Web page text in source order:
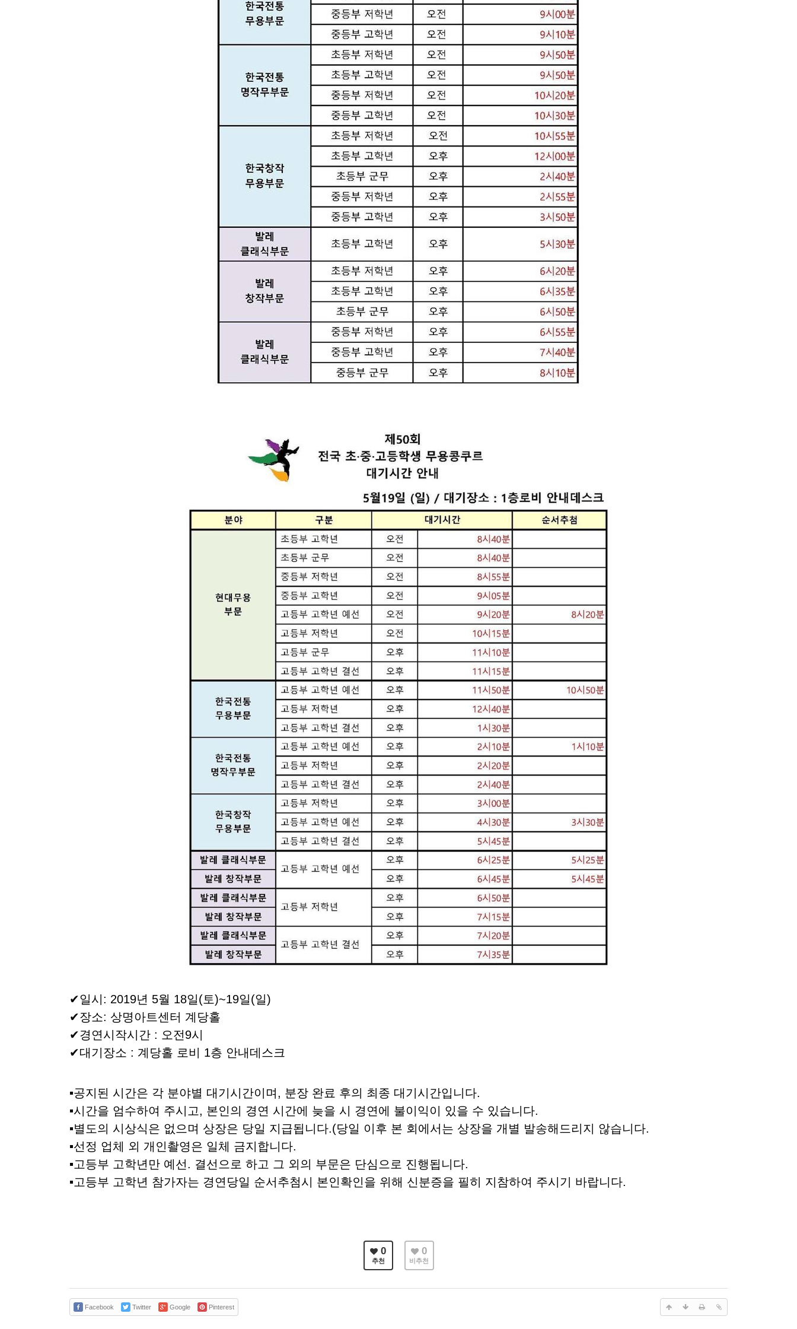
✔일시: 2019년 5월 18일(토)~19일(일)
✔장소: 상명아트센터 계당홀
✔경연시작시간 : 오전9시
✔대기장소 : 계당홀 로비 1층 안내데스크
▪공지된 시간은 각 분야별 대기시간이며, 분장 완료 후의 최종 대기시간입니다.
▪시간을 엄수하여 주시고, 본인의 경연 시간에 늦을 시 경연에 불이익이 있을 수 있습니다.
▪별도의 시상식은 없으며 상장은 당일 지급됩니다.(당일 이후 본 회에서는 상장을 개별 발송해드리지 않습니다.
▪선정 업체 외 개인촬영은 일체 금지합니다.
▪고등부 고학년만 예선. 결선으로 하고 그 외의 부문은 단심으로 진행됩니다.
▪고등부 고학년 참가자는 경연당일 순서추첨시 본인확인을 위해 신분증을 필히 지참하여 주시기 바랍니다.
0
추천
0
비추천
Facebook Twitter Google Pinterest